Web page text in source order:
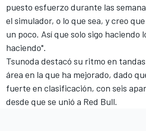
puesto esfuerzo durante las
el simulador, o lo que sea, y creo
un poco. Así que solo sigo haciendo
haciendo".
Tsunoda destacó su ritmo en
área en la que ha mejorado, dado
fuerte en clasificación, con seis
desde que se unió a Red Bull.